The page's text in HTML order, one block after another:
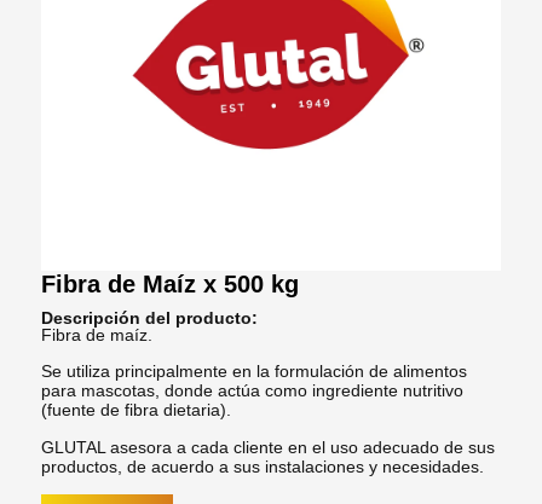
Fibra de Maíz x 500 kg
Descripción del producto:
Fibra de maíz.
Se utiliza principalmente en la formulación de alimentos
para mascotas, donde actúa como ingrediente nutritivo
(fuente de fibra dietaria).
GLUTAL asesora a cada cliente en el uso adecuado de sus
productos, de acuerdo a sus instalaciones y necesidades.